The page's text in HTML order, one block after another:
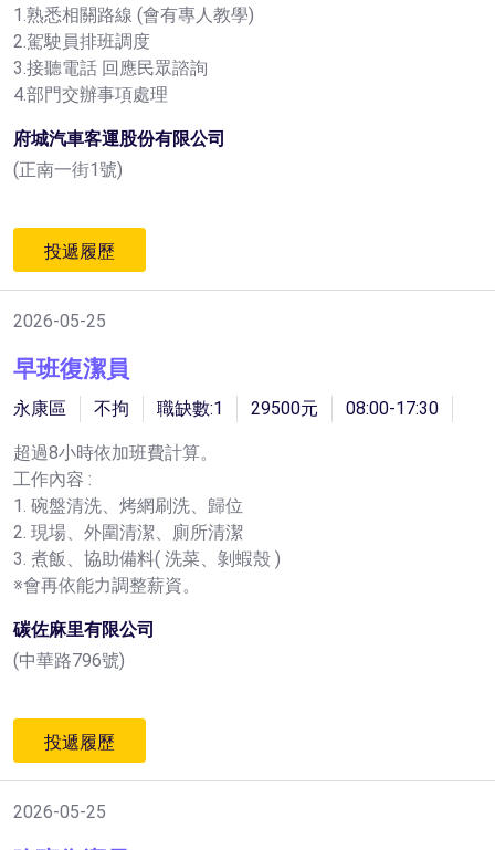
1.熟悉相關路線 (會有專人教學)
2.駕駛員排班調度
3.接聽電話 回應民眾諮詢
4.部門交辦事項處理
府城汽車客運股份有限公司
(正南一街1號)
投遞履歷
2026-05-25
早班復潔員
永康區 不拘 職缺數:1 29500元 08:00-17:30
超過8小時依加班費計算。
工作內容 :
1. 碗盤清洗、烤網刷洗、歸位
2. 現場、外圍清潔、廁所清潔
3. 煮飯、協助備料( 洗菜、剝蝦殼 )
※會再依能力調整薪資。
碳佐麻里有限公司
(中華路796號)
投遞履歷
2026-05-25